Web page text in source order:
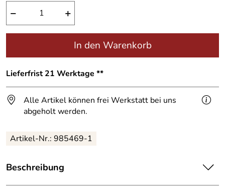
− +
In den Warenkorb
Lieferfrist 21 Werktage **
Alle Artikel können frei Werkstatt bei uns
abgeholt werden.
Artikel-Nr.: 985469-1
Beschreibung
Außentreppe - Stahl feuerverzinkt, Handlauf aus Edelstahl.